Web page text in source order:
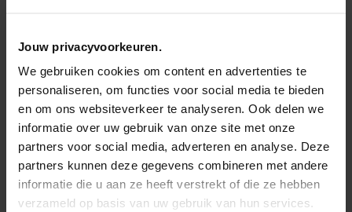
Jouw privacyvoorkeuren.
We gebruiken cookies om content en advertenties te
personaliseren, om functies voor social media te bieden
en om ons websiteverkeer te analyseren. Ook delen we
informatie over uw gebruik van onze site met onze
partners voor social media, adverteren en analyse. Deze
partners kunnen deze gegevens combineren met andere
informatie die u aan ze heeft verstrekt of die ze hebben
verzameld op basis van uw gebruik van hun services.